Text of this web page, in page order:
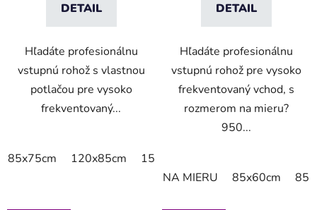
DETAIL
Hľadáte profesionálnu
vstupnú rohož s vlastnou
potlačou pre vysoko
frekventovaný...
85x75cm 120x85cm 150x85cm
DETAIL
Hľadáte profesionálnu
vstupnú rohož pre vysoko
frekventovaný vchod, s
rozmerom na mieru?
950...
NA MIERU 85x60cm